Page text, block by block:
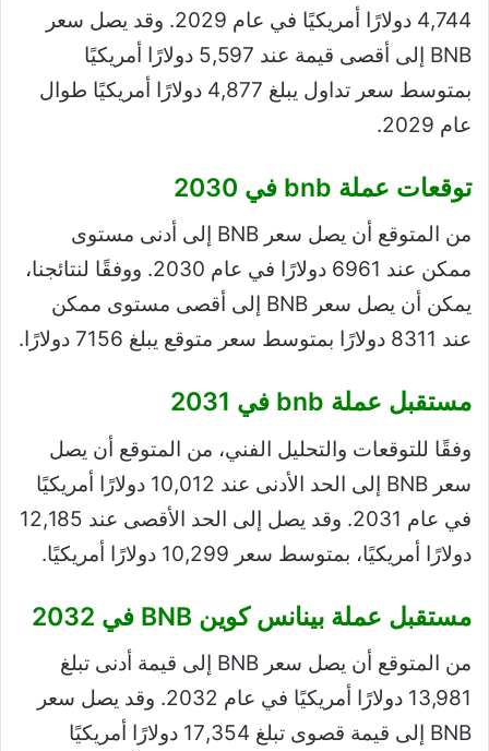
4,744 دولارًا أمريكيًا في عام 2029. وقد يصل سعر
BNB إلى أقصى قيمة عند 5,597 دولارًا أمريكيًا
بمتوسط ​​سعر تداول يبلغ 4,877 دولارًا أمريكيًا طوال
عام 2029.
توقعات عملة bnb في 2030
من المتوقع أن يصل سعر BNB إلى أدنى مستوى
ممكن عند 6961 دولارًا في عام 2030. ووفقًا لنتائجنا،
يمكن أن يصل سعر BNB إلى أقصى مستوى ممكن
عند 8311 دولارًا بمتوسط ​​سعر متوقع يبلغ 7156 دولارًا.
مستقبل عملة bnb في 2031
وفقًا للتوقعات والتحليل الفني، من المتوقع أن يصل
سعر BNB إلى الحد الأدنى عند 10,012 دولارًا أمريكيًا
في عام 2031. وقد يصل إلى الحد الأقصى عند 12,185
دولارًا أمريكيًا، بمتوسط ​​سعر 10,299 دولارًا أمريكيًا.
مستقبل عملة بينانس كوين BNB في 2032
من المتوقع أن يصل سعر BNB إلى قيمة أدنى تبلغ
13,981 دولارًا أمريكيًا في عام 2032. وقد يصل سعر
BNB إلى قيمة قصوى تبلغ 17,354 دولارًا أمريكيًا